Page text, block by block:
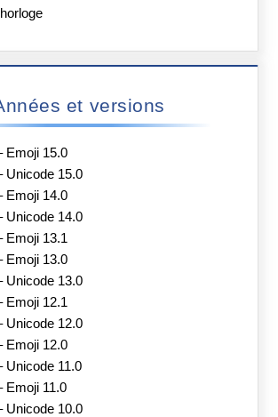
et versions
Emoji 15.0
Unicode 15.0
Emoji 14.0
Unicode 14.0
Emoji 13.1
Emoji 13.0
Unicode 13.0
Emoji 12.1
Unicode 12.0
Emoji 12.0
Unicode 11.0
Emoji 11.0
Unicode 10.0